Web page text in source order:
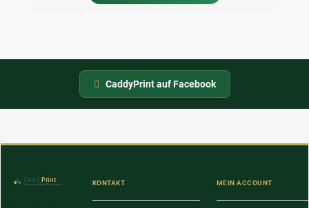
CaddyPrint auf Facebook
KONTAKT MEIN ACCOUNT